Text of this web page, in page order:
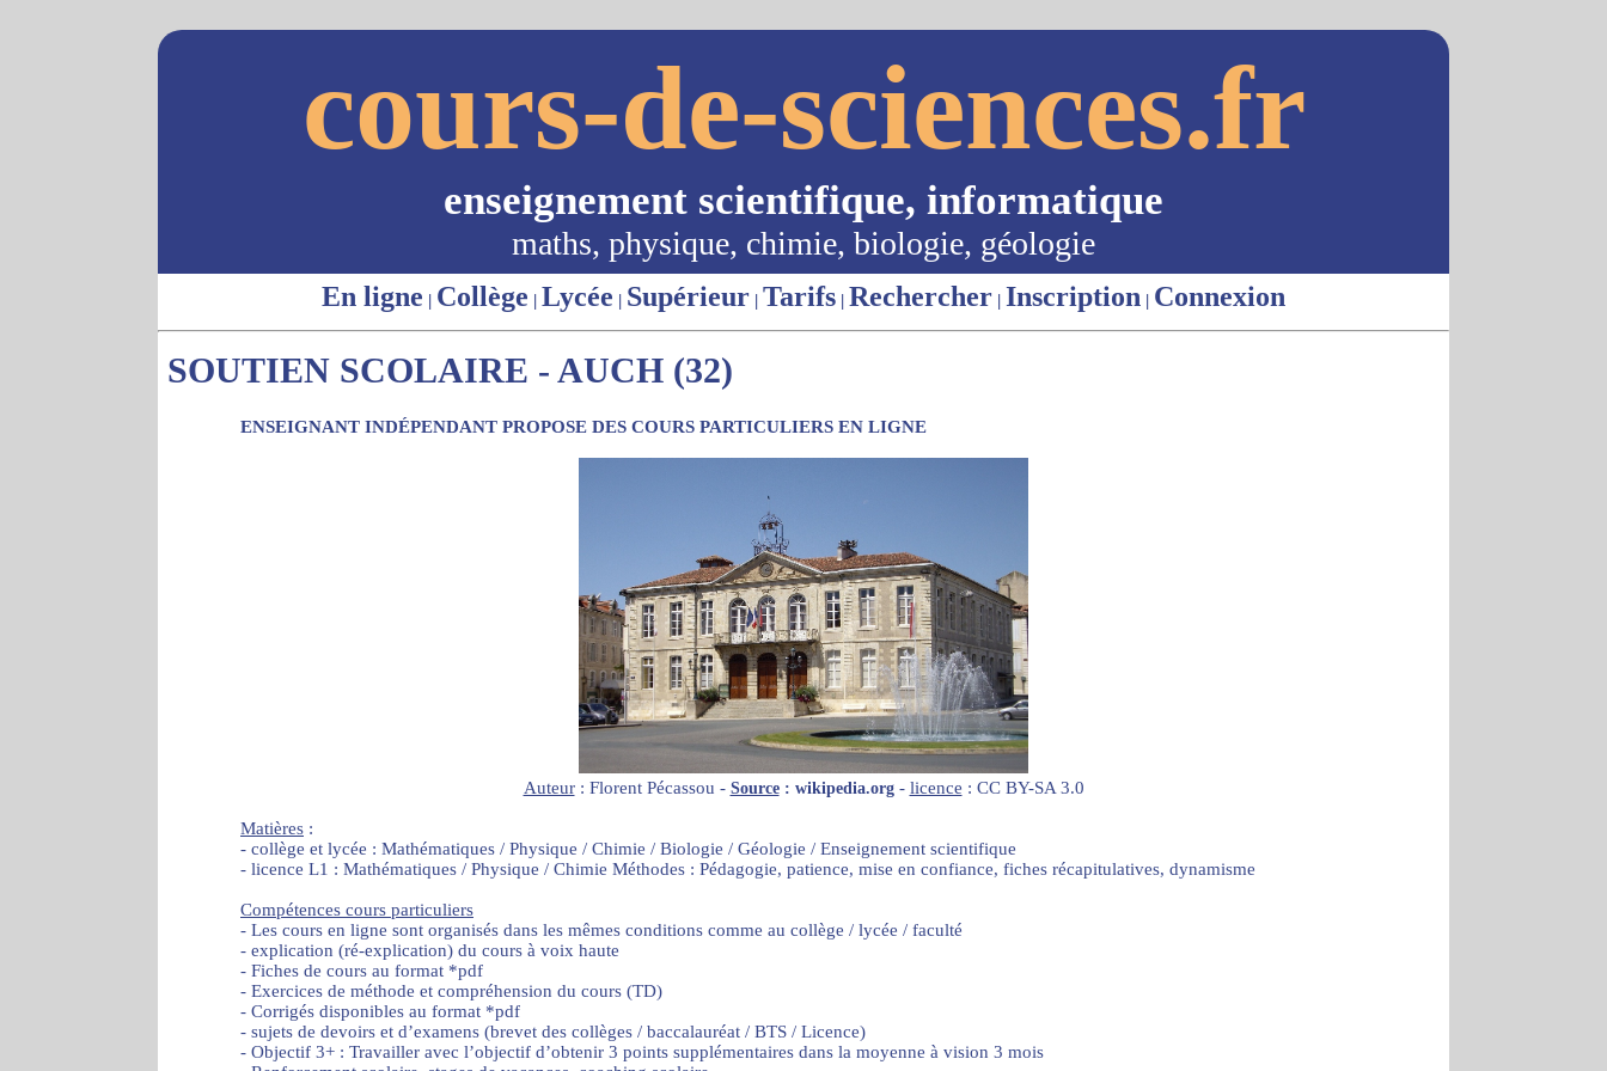
cours-de-sciences.fr
enseignement scientifique, informatique
maths, physique, chimie, biologie, géologie
En ligne | Collège | Lycée | Supérieur | Tarifs | Rechercher | Inscription | Connexion
SOUTIEN SCOLAIRE - AUCH (32)
ENSEIGNANT INDÉPENDANT PROPOSE DES COURS PARTICULIERS EN LIGNE
Auteur: Florent Pécassou - Source: wikipedia.org- licence : CC BY-SA 3.0
Matières :
- collège et lycée : Mathématiques / Physique / Chimie / Biologie / Géologie / Enseignement scientifique
- licence L1 : Mathématiques / Physique / Chimie Méthodes : Pédagogie, patience, mise en confiance, fiches récapitulatives, dynamisme
Compétences cours particuliers
- Les cours en ligne sont organisés dans les mêmes conditions comme au collège / lycée / faculté
- explication (ré-explication) du cours à voix haute
- Fiches de cours au format *pdf
- Exercices de méthode et compréhension du cours (TD)
- Corrigés disponibles au format *pdf
- sujets de devoirs et d’examens (brevet des collèges / baccalauréat / BTS / Licence)
- Objectif 3+ : Travailler avec l’objectif d’obtenir 3 points supplémentaires dans la moyenne à vision 3 mois